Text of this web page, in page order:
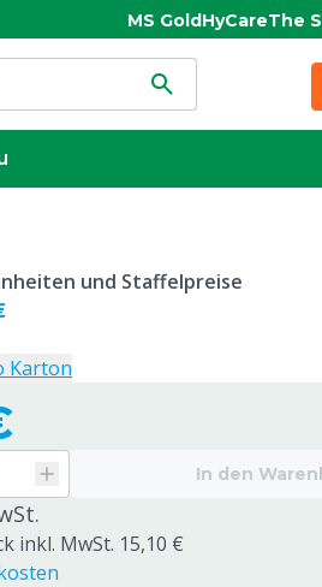
MS GoldHyCareThe
In den
inkl. MwSt. 15,10 €
und Staffelpreise
Karton